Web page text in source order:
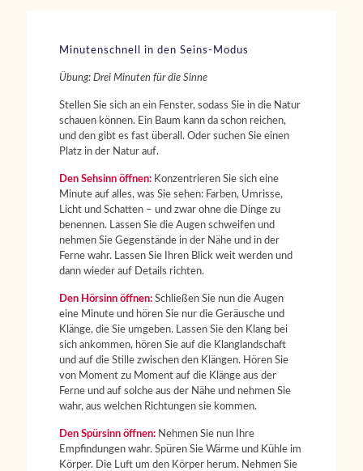
Minutenschnell in den Seins-Modus
Übung: Drei Minuten für die Sinne
Stellen Sie sich an ein Fenster, sodass Sie in die Natur
schauen können. Ein Baum kann da schon reichen,
und den gibt es fast überall. Oder suchen Sie einen
Platz in der Natur auf.
Den Sehsinn öffnen: Konzentrieren Sie sich eine
Minute auf alles, was Sie sehen: Farben, Umrisse,
Licht und Schatten – und zwar ohne die Dinge zu
benennen. Lassen Sie die Augen schweifen und
nehmen Sie Gegenstände in der Nähe und in der
Ferne wahr. Lassen Sie Ihren Blick weit werden und
dann wieder auf Details richten.
Den Hörsinn öffnen: Schließen Sie nun die Augen
eine Minute und hören Sie nur die Geräusche und
Klänge, die Sie umgeben. Lassen Sie den Klang bei
sich ankommen, hören Sie auf die Klanglandschaft
und auf die Stille zwischen den Klängen. Hören Sie
von Moment zu Moment auf die Klänge aus der
Ferne und auf solche aus der Nähe und nehmen Sie
wahr, aus welchen Richtungen sie kommen.
Den Spürsinn öffnen: Nehmen Sie nun Ihre
Empfindungen wahr. Spüren Sie Wärme und Kühle im
Körper. Die Luft um den Körper herum. Nehmen Sie